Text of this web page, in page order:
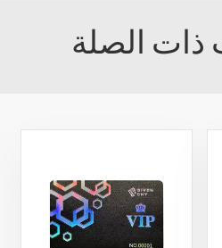
ذات الصلة